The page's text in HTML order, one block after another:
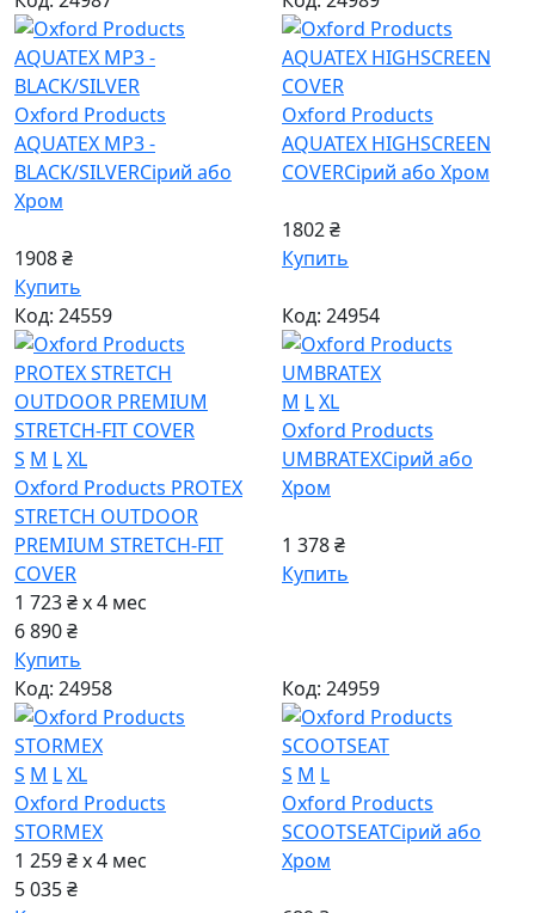
Oxford Products
AQUATEX MP3 -
BLACK/SILVERСірий або
Хром
1908 ₴
Купить
Oxford Products
AQUATEX HIGHSCREEN
COVERСірий або Хром
1802 ₴
Купить
Код: 24559
S M LXL
Oxford Products PROTEX
STRETCH OUTDOOR
PREMIUM STRETCH-FIT
COVER
1 723 ₴ x 4 мес
6 890 ₴
Купить
Код: 24954
M LXL
Oxford Products
UMBRATEXСірий або
Хром
1 378 ₴
Купить
Код: 24958
S M LXL
Oxford Products
STORMEX
1 259 ₴ x 4 мес
5 035 ₴
Код: 24959
S M L
Oxford Products
SCOOTSEATСірий або
Хром